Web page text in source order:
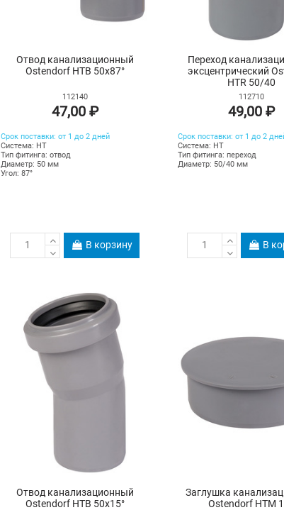
Отвод канализационный
Ostendorf HTB 50х87°
112140
47,00 ₽
Срок поставки: от 1 до 2 дней
Система: HT
Тип фитинга: отвод
Диаметр: 50 мм
Угол: 87°
В корзину
Переход
эксцентрический
HTR 50/40
112710
49,00 ₽
Срок поставки: от 1 до 2
Система: HT
Тип фитинга: переход
Диаметр: 50/40 мм
В
Отвод канализационный
Ostendorf HTB 50х15°
Заглушка
Ostendorf HTM